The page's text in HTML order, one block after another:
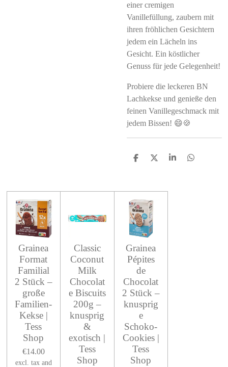
einer cremigen
Vanillefüllung, zaubern mit
ihren fröhlichen Gesichtern
jedem ein Lächeln ins
Gesicht. Ein köstlicher
Genuss für jede Gelegenheit!
Probiere die leckeren BN
Lachkekse und genieße den
feinen Vanillegeschmack mit
jedem Bissen! 😄🍪
S
e
S
e
S
S
Grainea
Format
Familial
2 Stück –
große
Familien-
Kekse |
Tess
Shop
€14.00
excl. tax and
Classic
Coconut
Milk
Chocolat
e Biscuits
200g –
knusprig
&
exotisch |
Tess
Shop
Grainea
Pépites
de
Chocolat
2 Stück –
knusprig
e
Schoko-
Cookies |
Tess
Shop